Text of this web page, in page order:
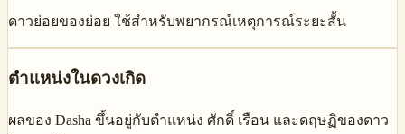
ดาวย่อยของย่อย ใช้สำหรับพยากรณ์เหตุการณ์ระยะสั้น
ตำแหน่งในดวงเกิด
ผลของ Dasha ขึ้นอยู่กับตำแหน่ง ศักดิ์ เรือน และดฤษฏิของดาว